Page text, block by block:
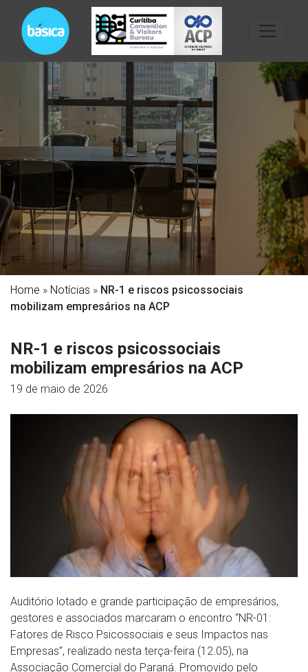
Home » Notícias » NR-1 e riscos psicossociais
mobilizam empresários na ACP
NR-1 e riscos psicossociais
mobilizam empresários na ACP
19 de maio de 2026
Auditório lotado e grande participação de empresários,
gestores e associados marcaram o encontro “NR-01:
Fatores de Risco Psicossociais e seus Impactos nas
Empresas”, realizado nesta terça-feira (12.05), na
Associação Comercial do Paraná. Promovido pelo